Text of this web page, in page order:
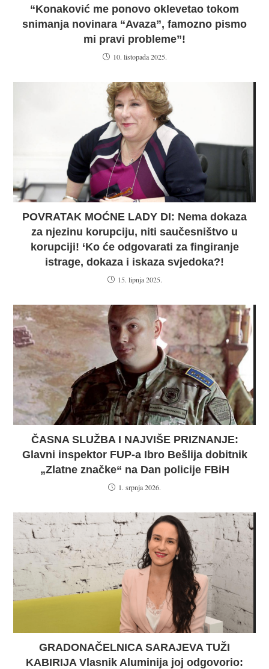
“Konaković me ponovo oklevetao tokom
snimanja novinara “Avaza”, famozno pismo
mi pravi probleme”!
10. listopada 2025.
POVRATAK MOĆNE LADY DI: Nema dokaza
za njezinu korupciju, niti saučesništvo u
korupciji! ‘Ko će odgovarati za fingiranje
istrage, dokaza i iskaza svjedoka?!
15. lipnja 2025.
ČASNA SLUŽBA I NAJVIŠE PRIZNANJE:
Glavni inspektor FUP-a Ibro Bešlija dobitnik
„Zlatne značke“ na Dan policije FBiH
1. srpnja 2026.
GRADONAČELNICA SARAJEVA TUŽI
KABIRIJA Vlasnik Aluminija joj odgovorio: